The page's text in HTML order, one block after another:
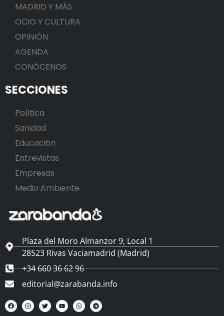
MADRID Y MÁS
OCIO Y CULTURA
OPINIÓN
AGENDA
CONÓCENOS
SECCIONES
Política
Sanidad
Educación
Entrevistas
Empresas
Medio Ambiente
Plaza del Moro Almanzor 9, Local 1
28523 Rivas Vaciamadrid (Madrid)
+34 660 36 62 96
editorial@zarabanda.info